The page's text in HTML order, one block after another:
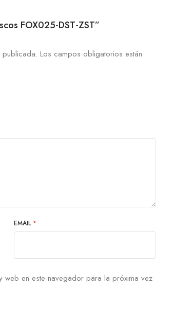
FOX025-DST-ZST”
Los campos obligatorios están
EMAIL *
en este navegador para la próxima vez